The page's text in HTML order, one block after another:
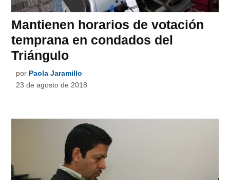
Mantienen horarios de votación
temprana en condados del
Triángulo
por Paola Jaramillo
23 de agosto de 2018